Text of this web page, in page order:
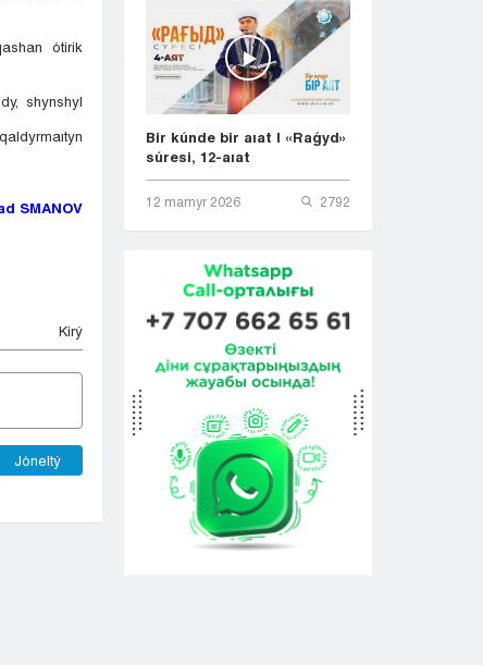
ótirik
shynshyl
SMANOV
Kіrý
Jóneltý
Bir kúnde bir aıat | «Raǵyd»
súresi, 12-aıat
12 mamyr 2026 2792